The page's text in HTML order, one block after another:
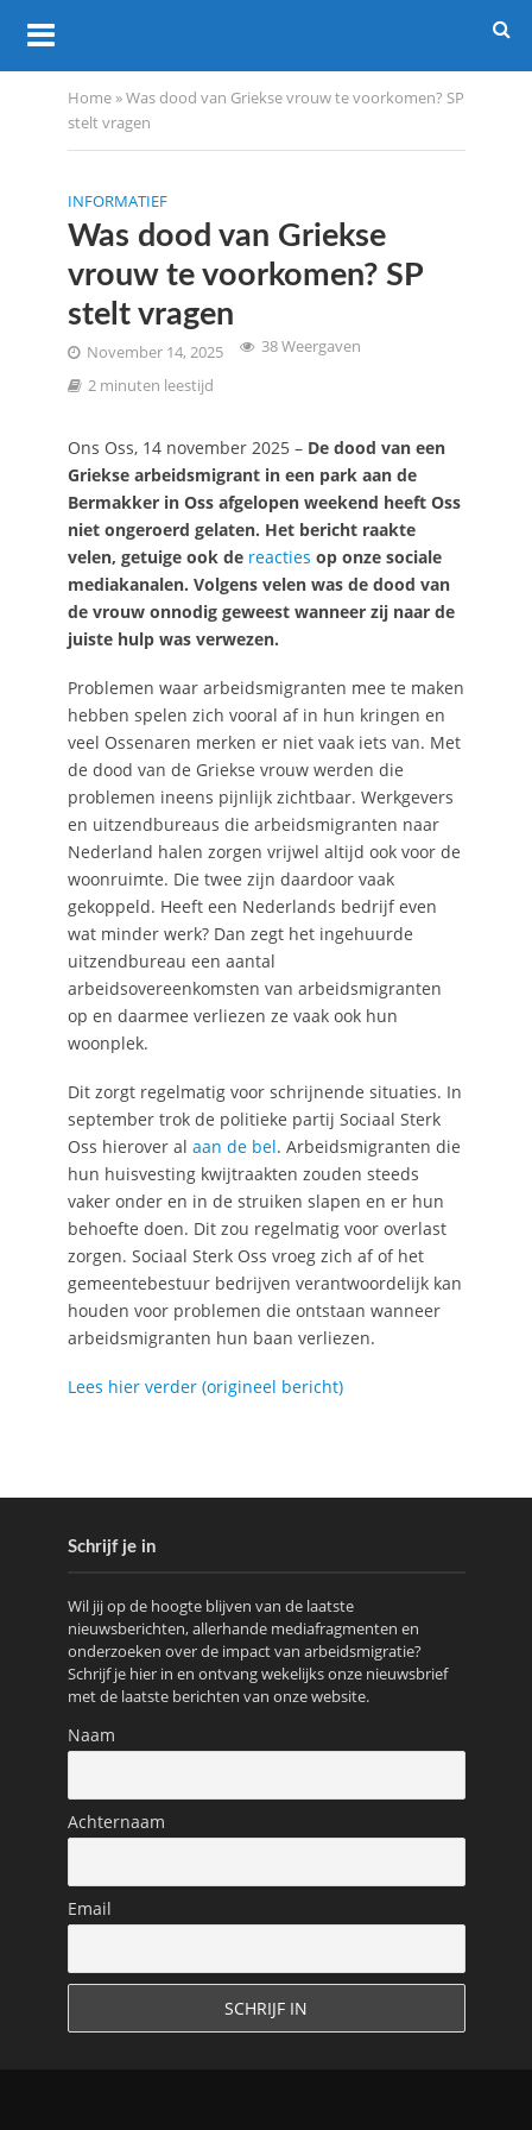
Home»Was dood van Griekse vrouw te voorkomen? SP
stelt vragen
INFORMATIEF
Was dood van Griekse
vrouw te voorkomen? SP
stelt vragen
November 14, 2025
38 Weergaven
2 minuten leestijd
Ons Oss, 14 november 2025 – De dood van een
Griekse arbeidsmigrant in een park aan de
Bermakker in Oss afgelopen weekend heeft Oss
niet ongeroerd gelaten. Het bericht raakte
velen, getuige ook de reacties op onze sociale
mediakanalen. Volgens velen was de dood van
de vrouw onnodig geweest wanneer zij naar de
juiste hulp was verwezen.
Problemen waar arbeidsmigranten mee te maken
hebben spelen zich vooral af in hun kringen en
veel Ossenaren merken er niet vaak iets van. Met
de dood van de Griekse vrouw werden die
problemen ineens pijnlijk zichtbaar. Werkgevers
en uitzendbureaus die arbeidsmigranten naar
Nederland halen zorgen vrijwel altijd ook voor de
woonruimte. Die twee zijn daardoor vaak
gekoppeld. Heeft een Nederlands bedrijf even
wat minder werk? Dan zegt het ingehuurde
uitzendbureau een aantal
arbeidsovereenkomsten van arbeidsmigranten
op en daarmee verliezen ze vaak ook hun
woonplek.
Dit zorgt regelmatig voor schrijnende situaties. In
september trok de politieke partij Sociaal Sterk
Oss hierover al aan de bel. Arbeidsmigranten die
hun huisvesting kwijtraakten zouden steeds
vaker onder en in de struiken slapen en er hun
behoefte doen. Dit zou regelmatig voor overlast
zorgen. Sociaal Sterk Oss vroeg zich af of het
gemeentebestuur bedrijven verantwoordelijk kan
houden voor problemen die ontstaan wanneer
arbeidsmigranten hun baan verliezen.
Lees hier verder (origineel bericht)
Schrijf je in
Wil jij op de hoogte blijven van de laatste
nieuwsberichten, allerhande mediafragmenten en
onderzoeken over de impact van arbeidsmigratie?
Schrijf je hier in en ontvang wekelijks onze nieuwsbrief
met de laatste berichten van onze website.
Naam
Achternaam
Email